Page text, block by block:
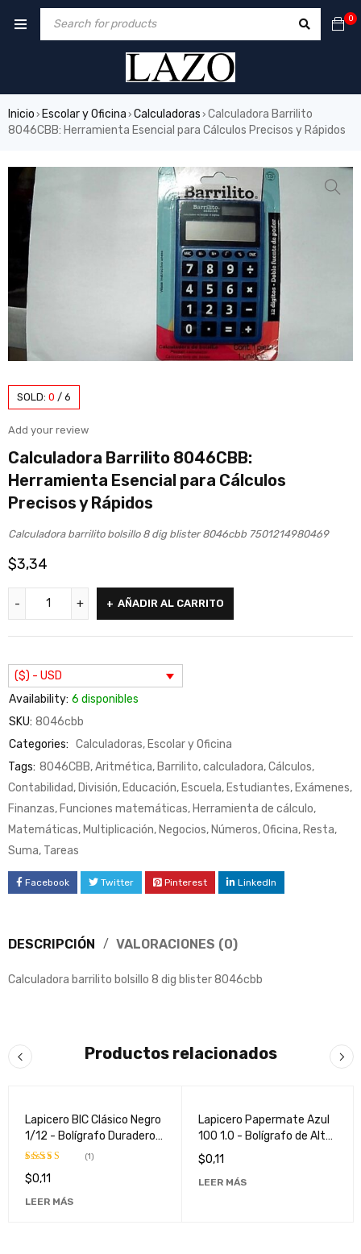
0
Inicio › Escolar y Oficina › Calculadoras › Calculadora Barrilito
8046CBB: Herramienta Esencial para Cálculos Precisos y Rápidos
SOLD: 0 / 6
Add your review
Calculadora Barrilito 8046CBB:
Herramienta Esencial para Cálculos
Precisos y Rápidos
Calculadora barrilito bolsillo 8 dig blister 8046cbb 7501214980469
$3,34
AÑADIR AL CARRITO
($) - USD
Availability: 6 disponibles
SKU: 8046cbb
Categories: Calculadoras, Escolar y Oficina
Tags: 8046CBB,Aritmética, Barrilito,calculadora,Cálculos,
Contabilidad, División, Educación, Escuela, Estudiantes, Exámenes,
Finanzas, Funciones matemáticas, Herramienta de cálculo,
Matemáticas, Multiplicación, Negocios, Números,Oficina, Resta,
Suma, Tareas
Facebook Twitter Pinterest LinkedIn
DESCRIPCIÓN VALORACIONES (0)
Calculadora barrilito bolsillo 8 dig blister 8046cbb
Productos relacionados
Lapicero BIC Clásico Negro
1/12 - Bolígrafo Duradero y
Confiado para Escritura
Valorado
de 5
(1)
$0,11
LEER MÁS
Lapicero Papermate Azul
100 1.0 - Bolígrafo de Alta
Calidad para Escritura
Suave y Precisa
$0,11
LEER MÁS